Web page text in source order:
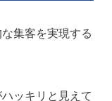
集客を実現する
ッキリと見えて